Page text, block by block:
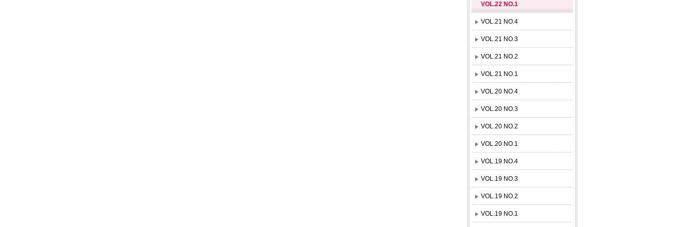
VOL.22 NO.1
VOL.21 NO.4
VOL.21 NO.3
VOL.21 NO.2
VOL.21 NO.1
VOL.20 NO.4
VOL.20 NO.3
VOL.20 NO.2
VOL.20 NO.1
VOL.19 NO.4
VOL.19 NO.3
VOL.19 NO.2
VOL.19 NO.1